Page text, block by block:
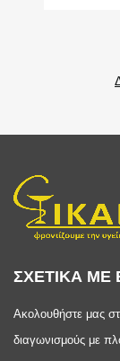
ΣΧΕΤΙΚΑ ΜΕ
Ακολουθήστε μας
διαγωνισμούς με